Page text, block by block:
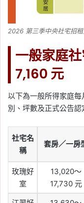
2026 第三季中央社宅招租
一般家庭
7,160 元
以下為一般所得家庭
別、坪數及正式公告認
社宅名
稱
套房／一房
玫瑰好
室
13,020～
17,730 元